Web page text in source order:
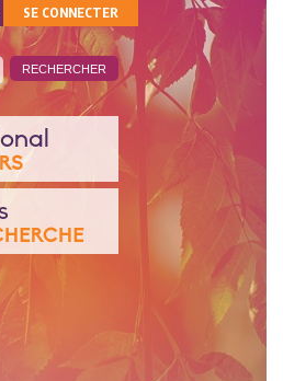
MON
COMPTE
SE CONNECTER